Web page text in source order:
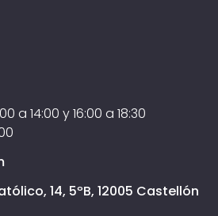
a 14:00 y 16:00 a 18:30
14, 5ºB, 12005 Castellón